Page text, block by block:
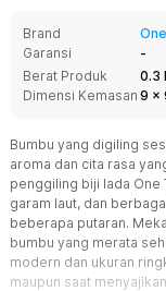
Brand
Garansi
-
Berat Produk
0.3
Dimensi Kemasan 9 x
Bumbu yang digiling
aroma dan cita rasa
penggiling biji lada One
garam laut, dan
beberapa putaran.
bumbu yang merata
modern dan ukuran
maupun saat